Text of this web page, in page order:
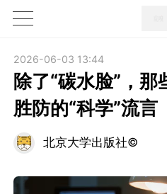
1X
2026-06-03 13:44
除了“碳水脸”，那
胜防的“科学”流言
北京大学出版社©